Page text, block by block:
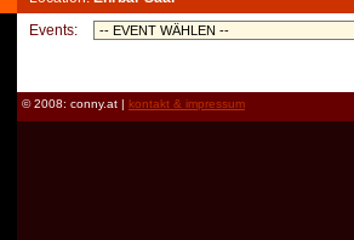
Events:
© 2008: conny.at | kontakt & impressum